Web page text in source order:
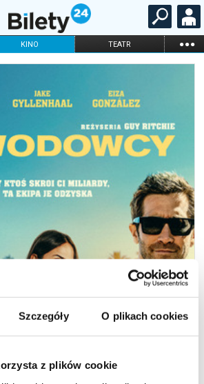
Szczegóły O plikach cookies
z plików cookie
KINO TEATR ...
OPERA I BALET